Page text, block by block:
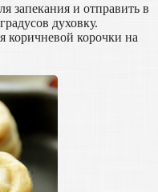
запекания и отправить в
духовку.
коричневой корочки на